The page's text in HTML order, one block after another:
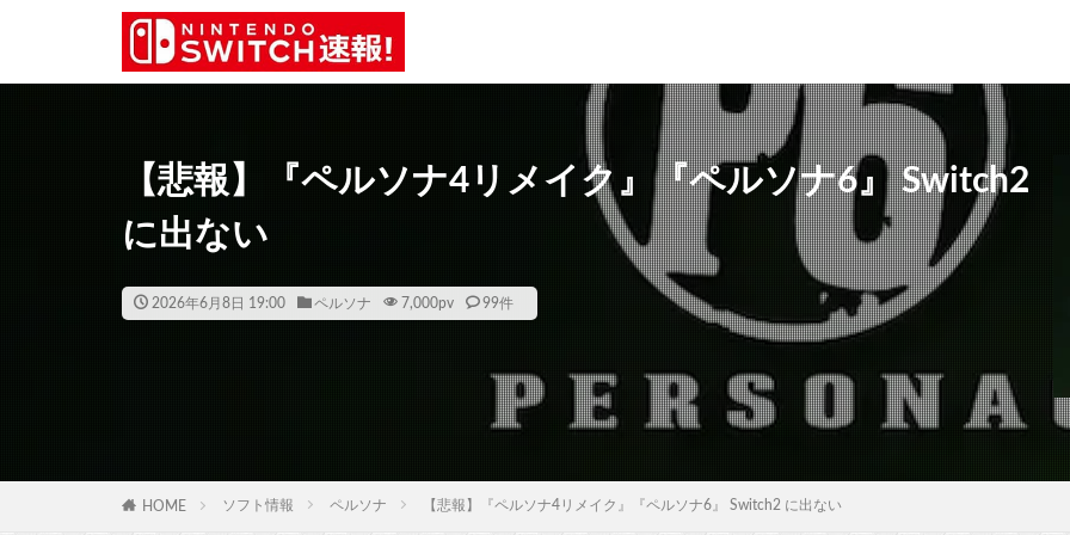
【悲報】『ペルソナ4リメイク』『ペルソナ6』 Switch2
に出ない
2026年6月8日 19:00 ペルソナ 7,000pv 99件
HOME ソフト情報 ペルソナ 【悲報】『ペルソナ4リメイク』『ペルソナ6』 Switch2 に出ない